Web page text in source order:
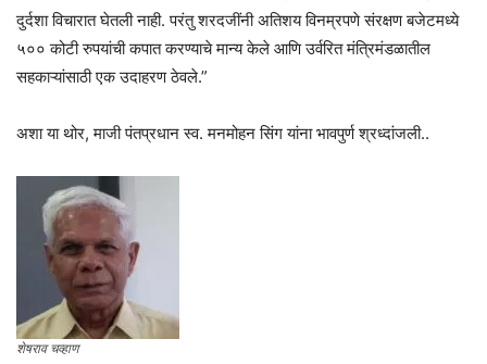
दुर्दशा विचारात घेतली नाही. परंतु शरदजींनी अतिशय विनम्रपणे संरक्षण बजेटमध्ये
५०० कोटी रुपयांची कपात करण्याचे मान्य केले आणि उर्वरित मंत्रिमंडळातील
सहकाऱ्यांसाठी एक उदाहरण ठेवले.”
अशा या थोर, माजी पंतप्रधान स्व. मनमोहन सिंग यांना भावपुर्ण श्रध्दांजली..
शेषराव चव्हाण